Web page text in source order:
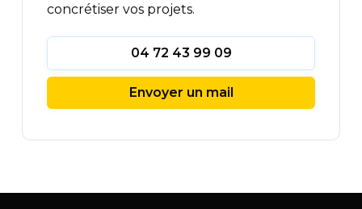
concrétiser vos projets.
04 72 43 99 09
Envoyer un mail